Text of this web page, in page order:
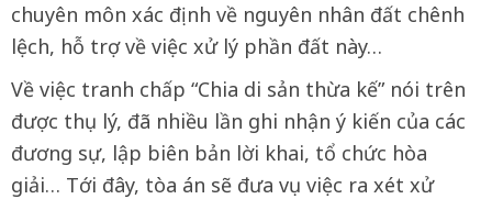
chuyên môn xác định về nguyên nhân đất chênh
lệch, hỗ trợ về việc xử lý phần đất này…
Về việc tranh chấp “Chia di sản thừa kế” nói trên
được thụ lý, đã nhiều lần ghi nhận ý kiến của các
đương sự, lập biên bản lời khai, tổ chức hòa
giải… Tới đây, tòa án sẽ đưa vụ việc ra xét xử